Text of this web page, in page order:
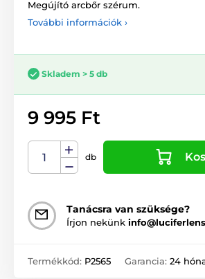
Megújító arcbőr szérum.
További információk ›
Skladem > 5 db
9 995 Ft
db
Tanácsra van szüksége?
Írjon nekünk
Termékkód: P2565 Garancia: 24